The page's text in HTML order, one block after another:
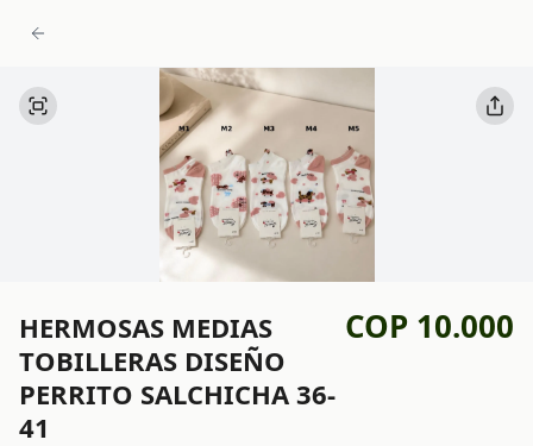
HERMOSAS MEDIAS
TOBILLERAS DISEÑO
PERRITO SALCHICHA 36-
41
COP 10.000